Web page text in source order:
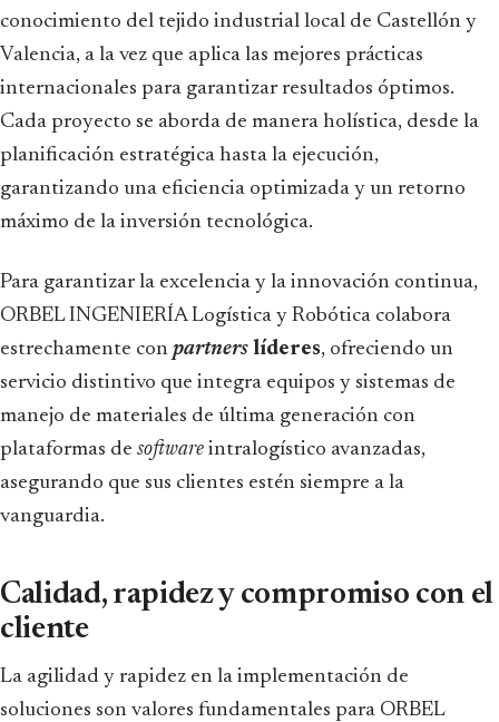
conocimiento del tejido industrial local de Castellón y
Valencia, a la vez que aplica las mejores prácticas
internacionales para garantizar resultados óptimos.
Cada proyecto se aborda de manera holística, desde la
planificación estratégica hasta la ejecución,
garantizando una eficiencia optimizada y un retorno
máximo de la inversión tecnológica.
Para garantizar la excelencia y la innovación continua,
ORBEL INGENIERÍA Logística y Robótica colabora
estrechamente con partners líderes, ofreciendo un
servicio distintivo que integra equipos y sistemas de
manejo de materiales de última generación con
plataformas de software intralogístico avanzadas,
asegurando que sus clientes estén siempre a la
vanguardia.
Calidad, rapidez y compromiso con el
cliente
La agilidad y rapidez en la implementación de
soluciones son valores fundamentales para ORBEL